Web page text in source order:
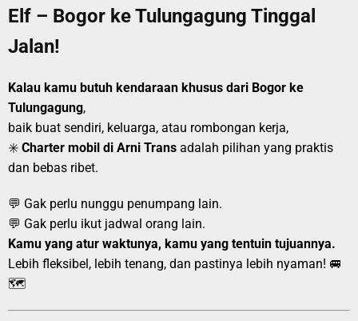
Elf – Bogor ke Tulungagung Tinggal
Jalan!
Kalau kamu butuh kendaraan khusus dari Bogor ke
Tulungagung,
baik buat sendiri, keluarga, atau rombongan kerja,
✳️ Charter mobil di Arni Trans adalah pilihan yang praktis
dan bebas ribet.
💬 Gak perlu nunggu penumpang lain.
💬 Gak perlu ikut jadwal orang lain.
Kamu yang atur waktunya, kamu yang tentuin tujuannya.
Lebih fleksibel, lebih tenang, dan pastinya lebih nyaman! 🚐
🗺️